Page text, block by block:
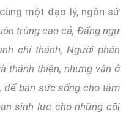
một đạo lý, ngôn sứ
trùng cao cả, Đấng ngự
chí thánh, Người phán
thánh thiện, nhưng vẫn ở
để ban sức sống cho tâm
sinh lực cho những cõi